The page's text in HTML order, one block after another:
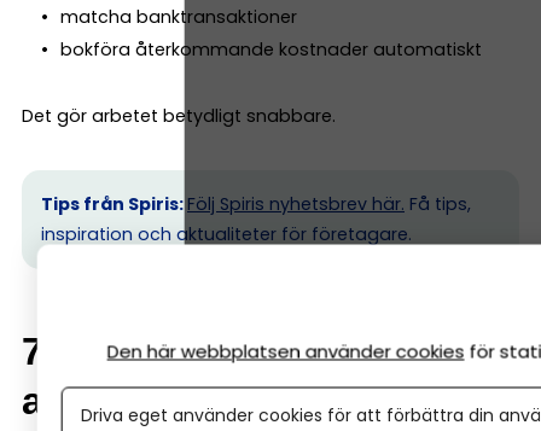
matcha banktransaktioner
bokföra återkommande kostnader automatiskt
Det gör arbetet betydligt snabbare.
Tips från Spiris: Följ Spiris nyhetsbrev här. Få tips,
inspiration och aktualiteter för företagare.
7. Rapporter som är lätta
att förstå
Den här webbplatsen använder cookies för
Driva eget använder cookies för att förbättra din